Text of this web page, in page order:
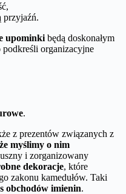
przyjaźń.
upominki będą doskonałym
organizacyjne
.
z prezentów związanych z
myślimy o nim
i zorganizowany
dekoracje, które
zakonu kamedułów. Taki
obchodów imienin.